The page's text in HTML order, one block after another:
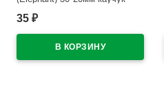
арт.300/60
35 ₽